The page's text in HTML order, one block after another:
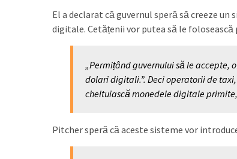
El a declarat că guvernul speră să creeze
digitale. Cetățenii vor putea să le
„Permițând guvernului să le accepte,
dolari digitali.”. Deci operatorii de
cheltuiască monedele digitale
Pitcher speră că aceste sisteme vor